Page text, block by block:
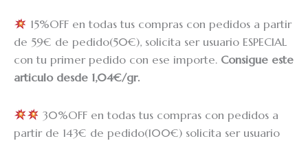
15%OFFen todas tus compras con pedidos a partir
de 59€ de pedido(50€), solicita ser usuario ESPECIAL
con tu primer pedido con ese importe. Consigue este
articulo desde 1,04€/gr.
30%OFF en todas tus compras con pedidos a
partir de 143€ de pedido(100€) solicita ser usuario